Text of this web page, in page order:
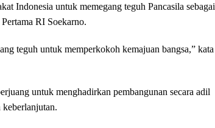
Indonesia untuk memegang teguh Pancasila sebagai
RI Soekarno.
teguh untuk memperkokoh kemajuan bangsa,” kata
untuk menghadirkan pembangunan secara adil
keberlanjutan.